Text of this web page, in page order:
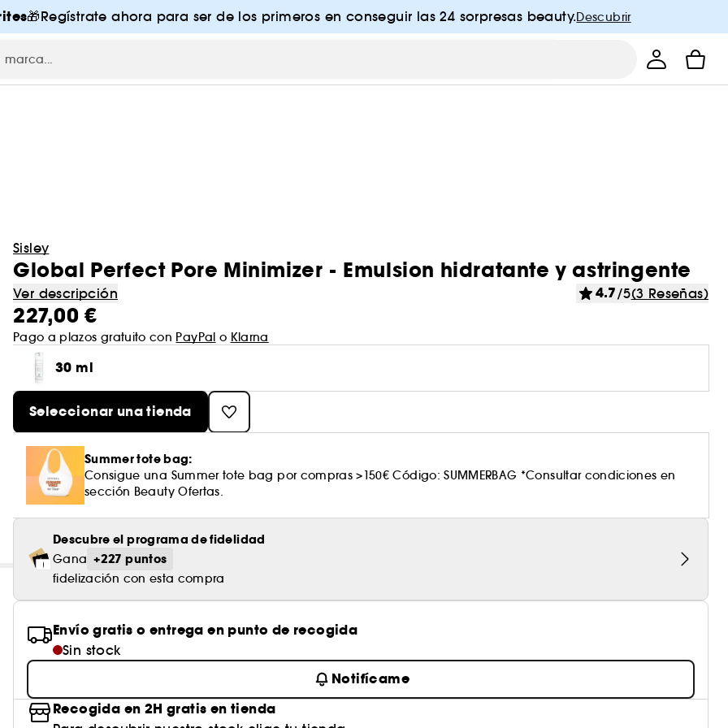
🎁Regístrate ahora para ser de los primeros en conseguir las 24 sorpresas beauty.Descubrir
Sisley
Global Perfect Pore Minimizer - Emulsion hidratante y astringente
Ver descripción 4.7/5(3 Reseñas)
227,00 €
Pago a plazos gratuito con PayPal o Klarna
30 ml
Seleccionar una tienda
Summer tote bag:
Consigue una Summer tote bag por compras >150€ Código: SUMMERBAG *Consultar condiciones en
sección Beauty Ofertas.
Descubre el programa de fidelidad
Gana +227 puntos
fidelización con esta compra
Envío gratis o entrega en punto de recogida
Sin stock
Notifícame
Recogida en 2H gratis en tienda